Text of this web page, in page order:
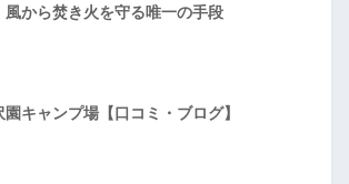
風から焚き火を守る唯一の手段
園キャンプ場【口コミ・ブログ】